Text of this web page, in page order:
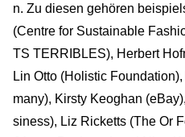
n. Zu diesen gehören
(Centre for Sustainable
TS TERRIBLES), Herbert
Lin Otto (Holistic
many), Kirsty Keoghan
siness), Liz Ricketts (The Or